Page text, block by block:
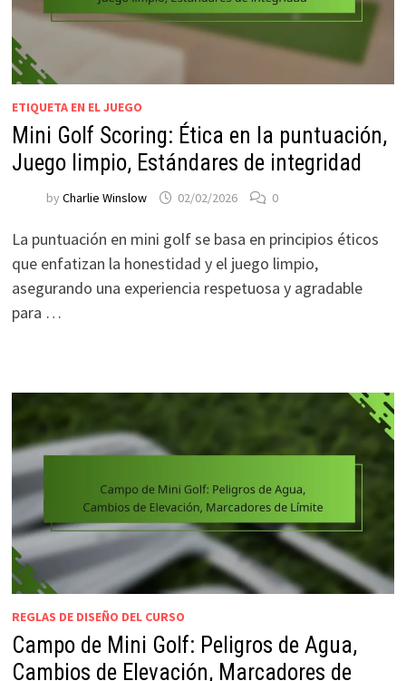
ETIQUETA EN EL JUEGO
Mini Golf Scoring: Ética en la puntuación,
Juego limpio, Estándares de integridad
by Charlie Winslow 02/02/2026 0
La puntuación en mini golf se basa en principios éticos
que enfatizan la honestidad y el juego limpio,
asegurando una experiencia respetuosa y agradable
para …
REGLAS DE DISEÑO DEL CURSO
Campo de Mini Golf: Peligros de Agua,
Cambios de Elevación, Marcadores de